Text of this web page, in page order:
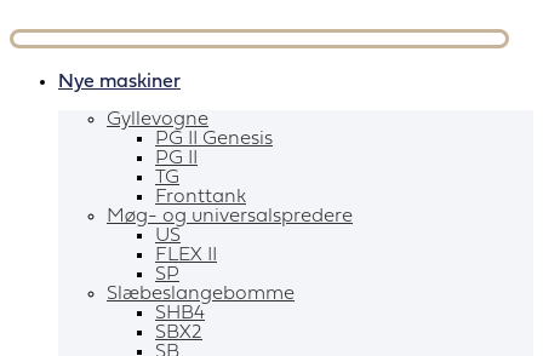
til
Nye maskiner
Gyllevogne
PG II Genesis
PG II
TG
Fronttank
Møg- og universalspredere
US
FLEX II
SP
Slæbeslangebomme
SHB4
SBX2